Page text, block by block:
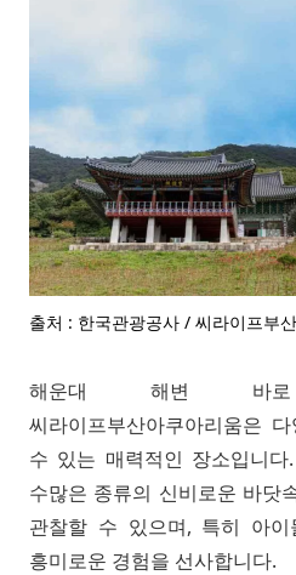
출처 : 한국관광공사 / 씨라이프부
해운대 해변 바
씨라이프부산아쿠아리움은
수 있는 매력적인 장소입니
수많은 종류의 신비로운 바닷
관찰할 수 있으며, 특히 아이
흥미로운 경험을 선사합니다.